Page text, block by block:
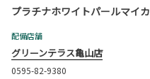
プラチナホワイトパールマイカ
配備店舗
グリーンテラス亀山店
0595-82-9380